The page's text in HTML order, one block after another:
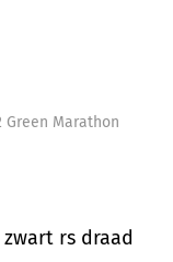
Green Marathon
rs draad